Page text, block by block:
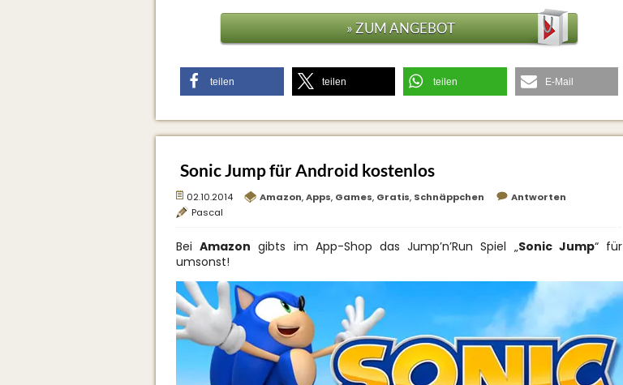
» ZUM ANGEBOT
teilen teilen teilen E-Mail
Sonic Jump für Android kostenlos
02.10.2014 Amazon,Apps, Games, Gratis, Schnäppchen
Antworten
Pascal
BeiAmazon gibts im App-Shop das Jump’n’Run Spiel „Sonic Jump“ für
umsonst!